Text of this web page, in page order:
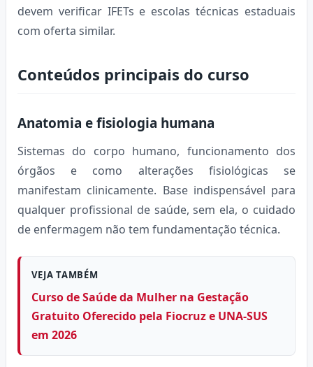
devem verificar IFETs e escolas técnicas estaduais
com oferta similar.
Conteúdos principais do curso
Anatomia e fisiologia humana
Sistemas do corpo humano, funcionamento dos
órgãos e como alterações fisiológicas se
manifestam clinicamente. Base indispensável para
qualquer profissional de saúde, sem ela, o cuidado
de enfermagem não tem fundamentação técnica.
VEJA TAMBÉM
Curso de Saúde da Mulher na Gestação
Gratuito Oferecido pela Fiocruz e UNA-SUS
em 2026